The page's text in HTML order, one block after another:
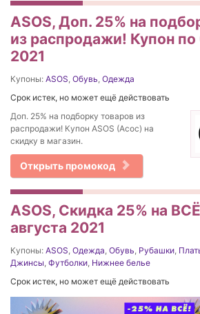
ASOS, Доп. 25% на
из распродажи! Купон по
2021
Купоны: ASOS, Обувь, Одежда
Срок истек, но может ещё действовать
Доп. 25% на подборку товаров из
распродажи! Купон ASOS (Асос) на
скидку в магазин.
Открыть промокод
ASOS, Скидка 25% на
августа 2021
Купоны: ASOS, Одежда, Обувь, Рубашки,
Джинсы, Футболки, Нижнее белье
Срок истек, но может ещё действовать